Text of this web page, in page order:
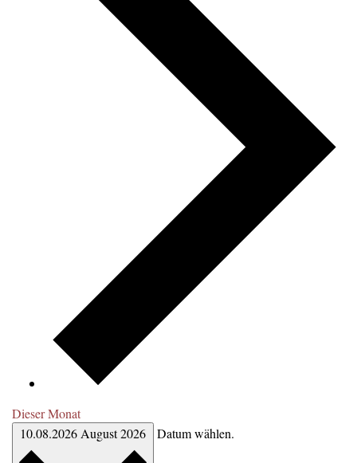
Dieser Monat
10.08.2026 August 2026 Datum wählen.